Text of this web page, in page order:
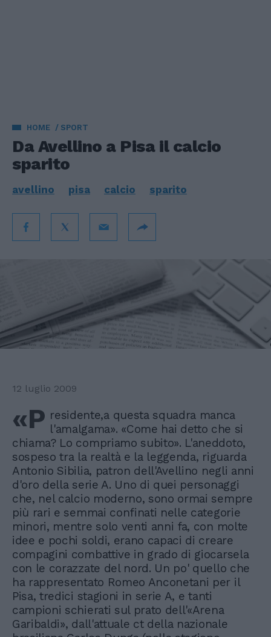
HOME SPORT
Da Avellino a Pisa il calcio
sparito
avellino pisa calcio sparito
12 luglio 2009
«P residente,a questa squadra manca
l'amalgama». «Come hai detto che si
chiama? Lo compriamo subito». L'aneddoto,
sospeso tra la realtà e la leggenda, riguarda
Antonio Sibilia, patron dell'Avellino negli anni
d'oro della serie A. Uno di quei personaggi
che, nel calcio moderno, sono ormai sempre
più rari e semmai confinati nelle categorie
minori, mentre solo venti anni fa, con molte
idee e pochi soldi, erano capaci di creare
compagini combattive in grado di giocarsela
con le corazzate del nord. Un po' quello che
ha rappresentato Romeo Anconetani per il
Pisa, tredici stagioni in serie A, e tanti
campioni schierati sul prato dell'«Arena
Garibaldi», dall'attuale ct della nazionale